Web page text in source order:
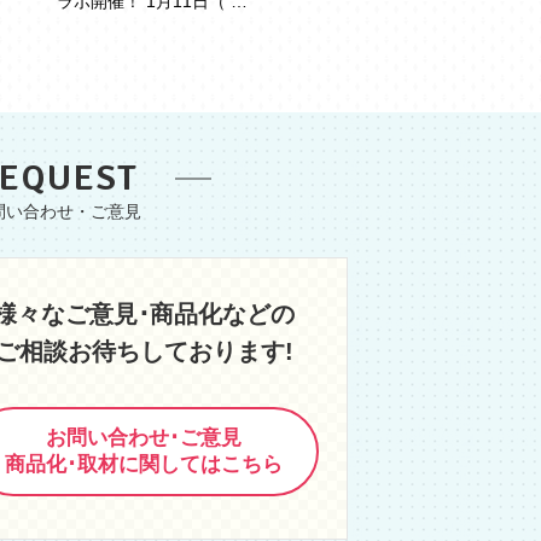
々なご意見･商品化などの
相談お待ちしております!
お問い合わせ･ご意見
商品化･取材に関してはこちら